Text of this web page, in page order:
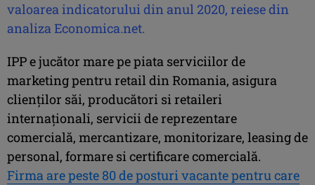
valoarea indicatorului din anul 2020, reiese din
analiza Economica.net.
IPP e jucător mare pe piata serviciilor de
marketing pentru retail din Romania, asigura
clienților săi, producători si retaileri
internaționali, servicii de reprezentare
comercială, mercantizare, monitorizare, leasing de
personal, formare si certificare comercială.
Firma are peste 80 de posturi vacante pentru care